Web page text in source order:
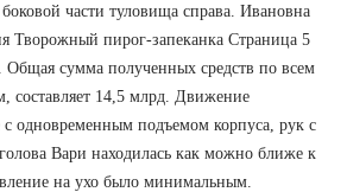
боковой части туловища справа. Ивановна
Творожный пирог-запеканка Страница 5
сумма полученных средств по всем
составляет 14,5 млрд. Движение
с одновременным подъемом корпуса, рук с
Вари находилась как можно ближе к
на ухо было минимальным.